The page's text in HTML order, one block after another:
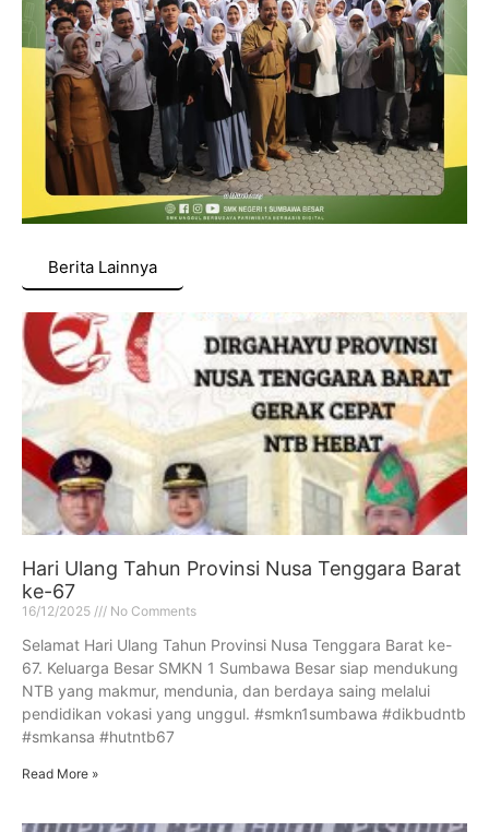
Berita Lainnya
Hari Ulang Tahun Provinsi Nusa Tenggara Barat
ke-67
16/12/2025 No Comments
Selamat Hari Ulang Tahun Provinsi Nusa Tenggara Barat ke-
67. Keluarga Besar SMKN 1 Sumbawa Besar siap mendukung
NTB yang makmur, mendunia, dan berdaya saing melalui
pendidikan vokasi yang unggul. #smkn1sumbawa #dikbudntb
#smkansa #hutntb67
Read More »